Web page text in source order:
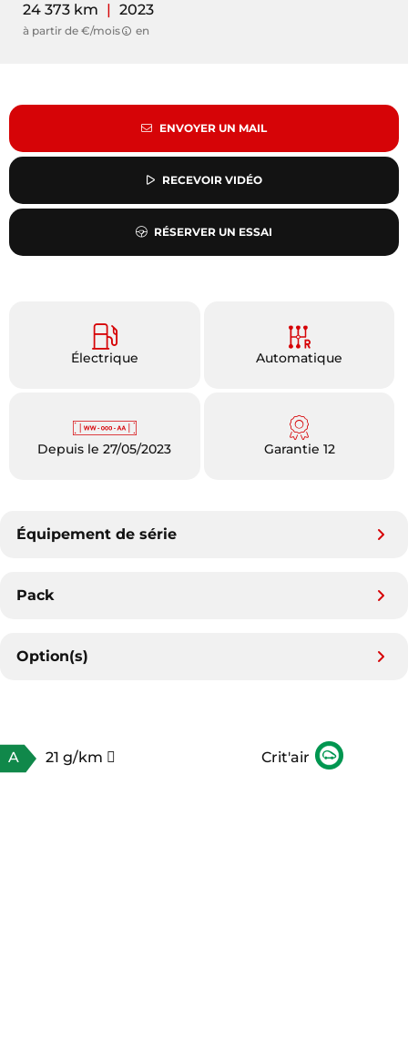
24 373 km | 2023
à partir de €/mois en
ENVOYER UN MAIL
RECEVOIR VIDÉO
RÉSERVER UN ESSAI
Électrique Automatique
Depuis le 27/05/2023 Garantie 12
Équipement de série
Pack
Option(s)
A 21 g/km Crit'air